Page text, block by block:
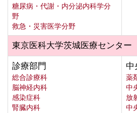
糖尿病・代謝・内分泌内科学分
野
救急・災害医学分野
東京医科大学茨城医療センター
診療部門
総合診療科
脳神経内科
感染症科
腎臓内科
中
薬
中
放
中